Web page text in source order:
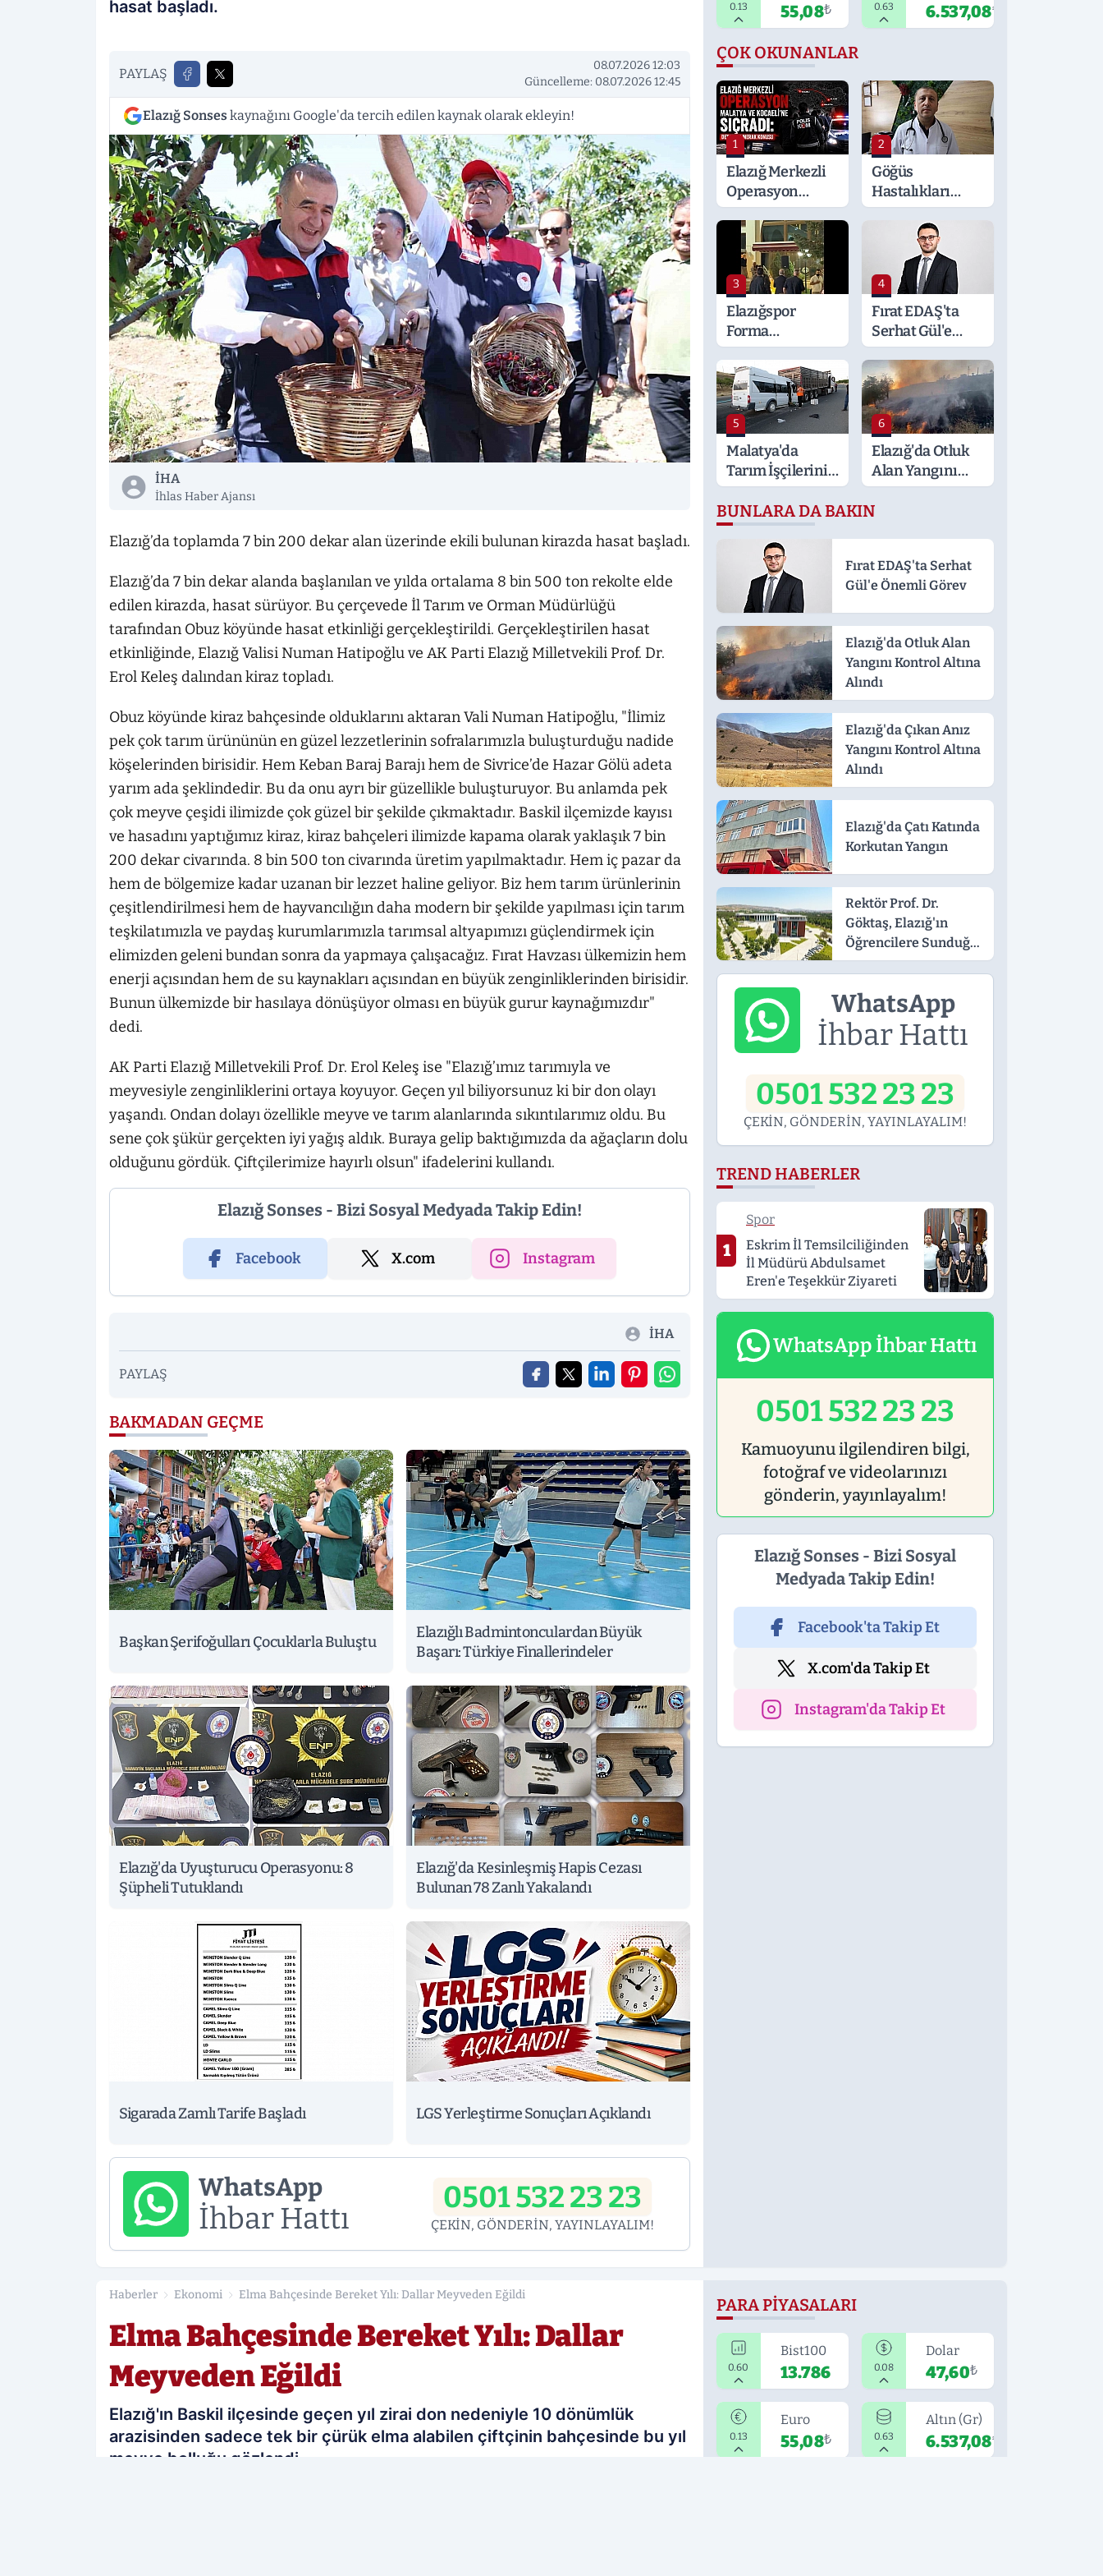
hasat başladı.
PAYLAŞ
08.07.2026 12:03
Güncelleme: 08.07.2026 12:45
Elazığ Sonses kaynağını Google'da tercih edilen kaynak olarak ekleyin!
İHA
İhlas Haber Ajansı
Elazığ’da toplamda 7 bin 200 dekar alan üzerinde ekili bulunan kirazda hasat başladı.
Elazığ’da 7 bin dekar alanda başlanılan ve yılda ortalama 8 bin 500 ton rekolte elde
edilen kirazda, hasat sürüyor. Bu çerçevede İl Tarım ve Orman Müdürlüğü
tarafından Obuz köyünde hasat etkinliği gerçekleştirildi. Gerçekleştirilen hasat
etkinliğinde, Elazığ Valisi Numan Hatipoğlu ve AK Parti Elazığ Milletvekili Prof. Dr.
Erol Keleş dalından kiraz topladı.
Obuz köyünde kiraz bahçesinde olduklarını aktaran Vali Numan Hatipoğlu, "İlimiz
pek çok tarım ürününün en güzel lezzetlerinin sofralarımızla buluşturduğu nadide
köşelerinden birisidir. Hem Keban Baraj Barajı hem de Sivrice’de Hazar Gölü adeta
yarım ada şeklindedir. Bu da onu ayrı bir güzellikle buluşturuyor. Bu anlamda pek
çok meyve çeşidi ilimizde çok güzel bir şekilde çıkmaktadır. Baskil ilçemizde kayısı
ve hasadını yaptığımız kiraz, kiraz bahçeleri ilimizde kapama olarak yaklaşık 7 bin
200 dekar civarında. 8 bin 500 ton civarında üretim yapılmaktadır. Hem iç pazar da
hem de bölgemize kadar uzanan bir lezzet haline geliyor. Biz hem tarım ürünlerinin
çeşitlendirilmesi hem de hayvancılığın daha modern bir şekilde yapılması için tarım
teşkilatımızla ve paydaş kurumlarımızla tarımsal altyapımızı güçlendirmek için
elimizden geleni bundan sonra da yapmaya çalışacağız. Fırat Havzası ülkemizin hem
enerji açısından hem de su kaynakları açısından en büyük zenginliklerinden birisidir.
Bunun ülkemizde bir hasılaya dönüşüyor olması en büyük gurur kaynağımızdır"
dedi.
AK Parti Elazığ Milletvekili Prof. Dr. Erol Keleş ise "Elazığ’ımız tarımıyla ve
meyvesiyle zenginliklerini ortaya koyuyor. Geçen yıl biliyorsunuz ki bir don olayı
yaşandı. Ondan dolayı özellikle meyve ve tarım alanlarında sıkıntılarımız oldu. Bu
sene çok şükür gerçekten iyi yağış aldık. Buraya gelip baktığımızda da ağaçların dolu
olduğunu gördük. Çiftçilerimize hayırlı olsun" ifadelerini kullandı.
Elazığ Sonses - Bizi Sosyal Medyada Takip Edin!
Facebook X.com Instagram
İHA
PAYLAŞ
BAKMADAN GEÇME
Başkan Şerifoğulları Çocuklarla Buluştu
Elazığlı Badmintonculardan Büyük
Başarı: Türkiye Finallerindeler
Elazığ'da Uyuşturucu Operasyonu: 8
Şüpheli Tutuklandı
Elazığ'da Kesinleşmiş Hapis Cezası
Bulunan 78 Zanlı Yakalandı
Sigarada Zamlı Tarife Başladı LGS Yerleştirme Sonuçları Açıklandı
WhatsApp
İhbar Hattı
0501 532 23 23
ÇEKİN, GÖNDERİN, YAYINLAYALIM!
0.13 55,08₺ 0.63 6.537,08₺
ÇOK OKUNANLAR
1
Elazığ Merkezli
Operasyon
Malatya ve
Kocaeli’ne
Sıçradı: Detaylar
Merak Konusu
2
Göğüs
Hastalıkları
Uzmanı
Erden'den
Hayati Klima
Uyarısı
3
Elazığspor
Forma
Lansmanında
Kısa Süreli
Gerginlik
4
Fırat EDAŞ'ta
Serhat Gül'e
Önemli Görev
5
Malatya'da
Tarım İşçilerini
Taşıyan Minibüs
Tıra Çarptı: 19
Yaralı
6
Elazığ'da Otluk
Alan Yangını
Kontrol Altına
Alındı
BUNLARA DA BAKIN
Fırat EDAŞ'ta Serhat
Gül'e Önemli Görev
Elazığ'da Otluk Alan
Yangını Kontrol Altına
Alındı
Elazığ'da Çıkan Anız
Yangını Kontrol Altına
Alındı
Elazığ'da Çatı Katında
Korkutan Yangın
Rektör Prof. Dr.
Göktaş, Elazığ'ın
Öğrencilere Sunduğu
Avantajları Anlattı
WhatsApp
İhbar Hattı
0501 532 23 23
ÇEKİN, GÖNDERİN, YAYINLAYALIM!
TREND HABERLER
1
Spor
Eskrim İl Temsilciliğinden
İl Müdürü Abdulsamet
Eren'e Teşekkür Ziyareti
WhatsApp İhbar Hattı
0501 532 23 23
Kamuoyunu ilgilendiren bilgi,
fotoğraf ve videolarınızı
gönderin, yayınlayalım!
Elazığ Sonses - Bizi Sosyal
Medyada Takip Edin!
Facebook'ta Takip Et
X.com'da Takip Et
Instagram'da Takip Et
Haberler Ekonomi Elma Bahçesinde Bereket Yılı: Dallar Meyveden Eğildi
Elma Bahçesinde Bereket Yılı: Dallar
Meyveden Eğildi
Elazığ'ın Baskil ilçesinde geçen yıl zirai don nedeniyle 10 dönümlük
arazisinden sadece tek bir çürük elma alabilen çiftçinin bahçesinde bu yıl
meyve bolluğu gözlendi.
PARA PIYASALARI
0.60
Bist100
13.786 0.08
Dolar
47,60₺
0.13
Euro
55,08₺ 0.63
Altın (Gr)
6.537,08₺